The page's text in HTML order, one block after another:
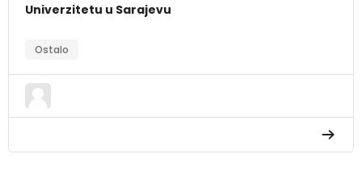
Univerzitetu u Sarajevu
Ostalo